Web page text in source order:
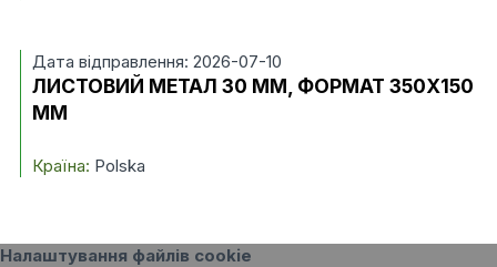
Дата відправлення: 2026-07-10
ЛИСТОВИЙ МЕТАЛ 30 ММ, ФОРМАТ 350X150
ММ
Країна: Polska
Налаштування файлів cookie